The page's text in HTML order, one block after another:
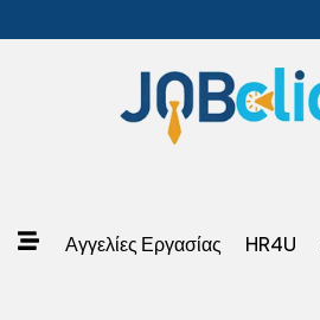
Αγγελίες Εργασίας HR4U